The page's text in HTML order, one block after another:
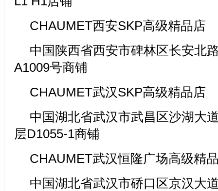
CHAUMET西安SKP高级精品店
中国陕西省西安市碑林区长安北
A1009号商铺
CHAUMET武汉SKP高级精品店
中国湖北省武汉市武昌区沙湖大
层D1055-1商铺
CHAUMET武汉恒隆广场高级精
中国湖北省武汉市硚口区京汉大